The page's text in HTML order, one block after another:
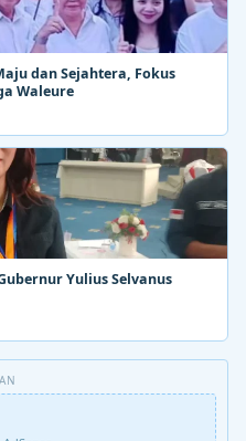
dan Sejahtera, Fokus
Waleure
Yulius Selvanus